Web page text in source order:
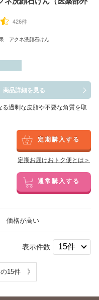
426件
アクネ洗顔石けん
商品詳細を見る
過剰な皮脂や不要な角質を取
定期購入する
定期お届けおトク便とは＞
通常購入する
価格が高い
表示件数
15件 》